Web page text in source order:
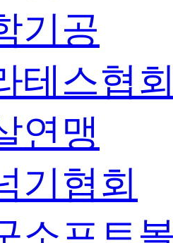
기공
테스협
연맹
기협회